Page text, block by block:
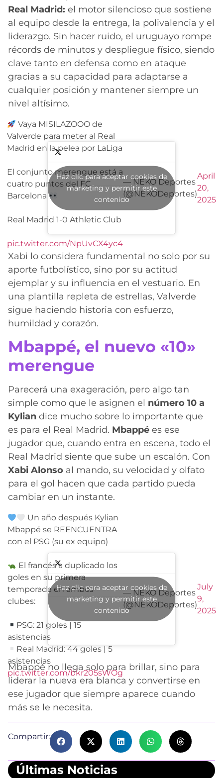
Real Madrid: el motor silencioso que sostiene
al equipo desde la entrega, la polivalencia y el
liderazgo. Sin hacer ruido, el uruguayo rompe
récords de minutos y despliegue físico, siendo
clave tanto en defensa como en ataque
gracias a su capacidad para adaptarse a
cualquier posición y mantener siempre un
nivel altísimo.
Vaya MISILAZOOO de
Valverde para meter al Real
Madrid en la pelea por LaLiga
El conjunto merengue está a
cuatro puntos del FC
Barcelona
Real Madrid 1-0 Athletic Club
pic.twitter.com/NpUvCX4yc4
— NEKO Deportes
(@NEKODeportes)
April
20,
2025
Haz clic para aceptar cookies de
marketing y permitir este
contenido
Xabi lo considera fundamental no solo por su
aporte futbolístico, sino por su actitud
ejemplar y su influencia en el vestuario. En
una plantilla repleta de estrellas, Valverde
sigue haciendo historia con esfuerzo,
humildad y corazón.
Mbappé, el nuevo «10»
merengue
Parecerá una exageración, pero algo tan
simple como que le asignen el número 10 a
Kylian dice mucho sobre lo importante que
es para el Real Madrid. Mbappé es ese
jugador que, cuando entra en escena, todo el
Real Madrid siente que sube un escalón. Con
Xabi Alonso al mando, su velocidad y olfato
para el gol hacen que cada partido pueda
cambiar en un instante.
Un año después Kylian
Mbappé se REENCUENTRA
con el PSG (su ex equipo)
El francés a duplicado los
goles en su primera
temporada en ambos
clubes:
PSG: 21 goles | 15
asistencias
Real Madrid: 44 goles | 5
asistencias
pic.twitter.com/bkr205sWOg
— NEKO Deportes
(@NEKODeportes)
July
9,
2025
Haz clic para aceptar cookies de
marketing y permitir este
contenido
Mbappé no llega solo para brillar, sino para
liderar la nueva era blanca y convertirse en
ese jugador que siempre aparece cuando
más se le necesita.
Compartir:
Últimas Noticias